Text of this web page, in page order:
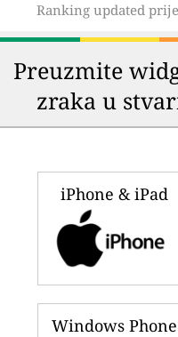
Ranking updated
Preuzmite
zraka u
iPhone & iPad
Windows Phone